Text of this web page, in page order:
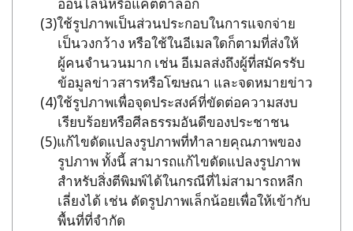
ออนไลน์หรือแค็ตตาล็อก
ใช้รูปภาพเป็นส่วนประกอบในการแจกจ่าย
เป็นวงกว้าง หรือใช้ในอีเมลใดก็ตามที่ส่งให้
ผู้คนจำนวนมาก เช่น อีเมลส่งถึงผู้ที่สมัครรับ
ข้อมูลข่าวสารหรือโฆษณา และจดหมายข่าว
ใช้รูปภาพเพื่อจุดประสงค์ที่ขัดต่อความสงบ
เรียบร้อยหรือศีลธรรมอันดีของประชาชน
แก้ไขดัดแปลงรูปภาพที่ทำลายคุณภาพของ
รูปภาพ ทั้งนี้ สามารถแก้ไขดัดแปลงรูปภาพ
สำหรับสิ่งตีพิมพ์ได้ในกรณีที่ไม่สามารถหลีก
เลี่ยงได้ เช่น ตัดรูปภาพเล็กน้อยเพื่อให้เข้ากับ
พื้นที่ที่จำกัด